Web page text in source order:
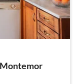
Montemor